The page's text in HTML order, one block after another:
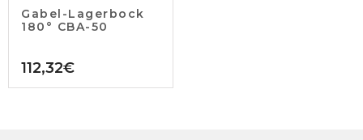
Gabel-Lagerbock
180° CBA-50
112,32€